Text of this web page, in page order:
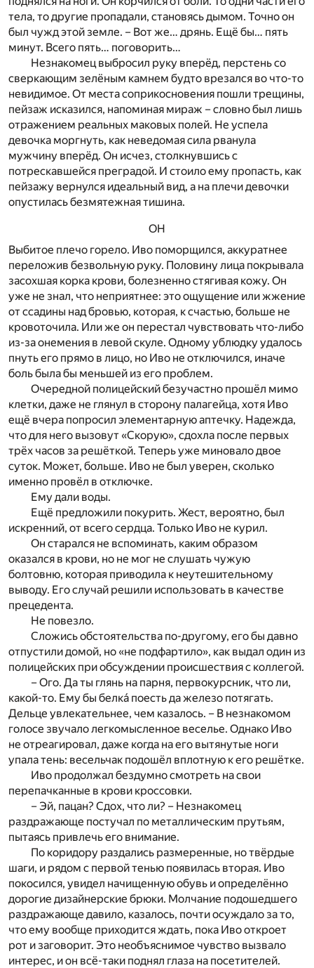
тела, то другие пропадали, становясь дымом. Точно он
был чужд этой земле. – Вот же… дрянь. Ещё бы… пять
минут. Всего пять… поговорить…
Незнакомец выбросил руку вперёд, перстень со
сверкающим зелёным камнем будто врезался во что-то
невидимое. От места соприкосновения пошли трещины,
пейзаж исказился, напоминая мираж – словно был лишь
отражением реальных маковых полей. Не успела
девочка моргнуть, как неведомая сила рванула
мужчину вперёд. Он исчез, столкнувшись с
потрескавшейся преградой. И стоило ему пропасть, как
пейзажу вернулся идеальный вид, а на плечи девочки
опустилась безмятежная тишина.
ОН
Выбитое плечо горело. Иво поморщился, аккуратнее
переложив безвольную руку. Половину лица покрывала
засохшая корка крови, болезненно стягивая кожу. Он
уже не знал, что неприятнее: это ощущение или жжение
от ссадины над бровью, которая, к счастью, больше не
кровоточила. Или же он перестал чувствовать что-либо
из-за онемения в левой скуле. Одному ублюдку удалось
пнуть его прямо в лицо, но Иво не отключился, иначе
боль была бы меньшей из его проблем.
Очередной полицейский безучастно прошёл мимо
клетки, даже не глянул в сторону палагейца, хотя Иво
ещё вчера попросил элементарную аптечку. Надежда,
что для него вызовут «Скорую», сдохла после первых
трёх часов за решёткой. Теперь уже миновало двое
суток. Может, больше. Иво не был уверен, сколько
именно провёл в отключке.
Ему дали воды.
Ещё предложили покурить. Жест, вероятно, был
искренний, от всего сердца. Только Иво не курил.
Он старался не вспоминать, каким образом
оказался в крови, но не мог не слушать чужую
болтовню, которая приводила к неутешительному
выводу. Его случай решили использовать в качестве
прецедента.
Не повезло.
Сложись обстоятельства по-другому, его бы давно
отпустили домой, но «не подфартило», как выдал один из
полицейских при обсуждении происшествия с коллегой.
– Ого. Да ты глянь на парня, первокурсник, что ли,
какой-то. Ему бы белка́ поесть да железо потягать.
Дельце увлекательнее, чем казалось. – В незнакомом
голосе звучало легкомысленное веселье. Однако Иво
не отреагировал, даже когда на его вытянутые ноги
упала тень: весельчак подошёл вплотную к его решётке.
Иво продолжал бездумно смотреть на свои
перепачканные в крови кроссовки.
– Эй, пацан? Сдох, что ли? – Незнакомец
раздражающе постучал по металлическим прутьям,
пытаясь привлечь его внимание.
По коридору раздались размеренные, но твёрдые
шаги, и рядом с первой тенью появилась вторая. Иво
покосился, увидел начищенную обувь и определённо
дорогие дизайнерские брюки. Молчание подошедшего
раздражающе давило, казалось, почти осуждало за то,
что ему вообще приходится ждать, пока Иво откроет
рот и заговорит. Это необъяснимое чувство вызвало
интерес, и он всё-таки поднял глаза на посетителей.